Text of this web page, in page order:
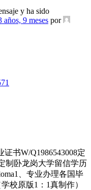
y ha sido
años, 9 meses por
书W/Q1986543008定
制卧龙岗大学留信学历
、专业办理各国毕
校原版1：1真制作）